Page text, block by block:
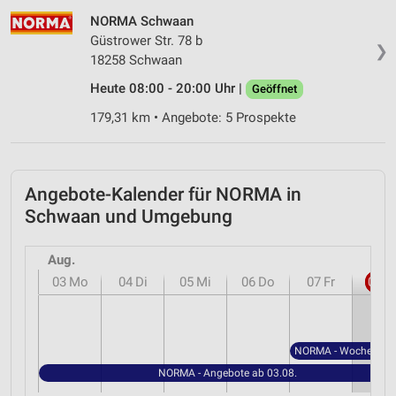
❯
NORMA Schwaan
Güstrower Str. 78 b
18258 Schwaan
Heute 08:00 - 20:00 Uhr |
Geöffnet
179,31 km • Angebote: 5 Prospekte
Angebote-Kalender für NORMA in
Schwaan und Umgebung
Aug.
03 Mo 04 Di 05 Mi 06 Do 07 Fr 08
NORMA - Angebote ab 03.08.
Verwendung genauer Standortdaten
Geräte anhand von aktiv angeforderten
Informationen identifizieren
Nicht-IAB-Verarbeitungszwecke:
Funktional
Werbung